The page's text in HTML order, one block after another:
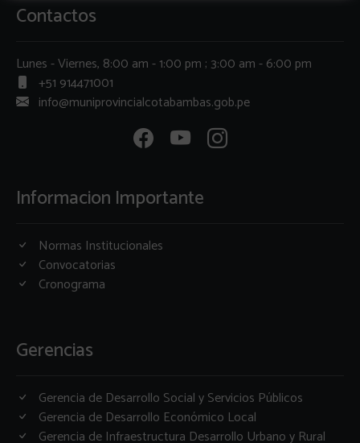
Contactos
Lunes - Viernes, 8:00 am - 1:00 pm ; 3:00 am - 6:00 pm
+51 914471001
info@muniprovincialcotabambas.gob.pe
Informacion Importante
Normas Institucionales
Convocatorias
Cronograma
Gerencias
Gerencia de Desarrollo Social y Servicios Públicos
Gerencia de Desarrollo Económico Local
Gerencia de Infraestructura Desarrollo Urbano y Rural